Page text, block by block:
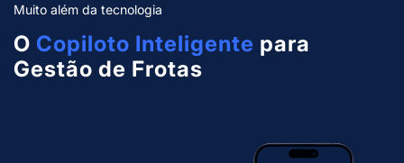
Muito além da tecnologia
O Copiloto Inteligente para
Gestão de Frotas